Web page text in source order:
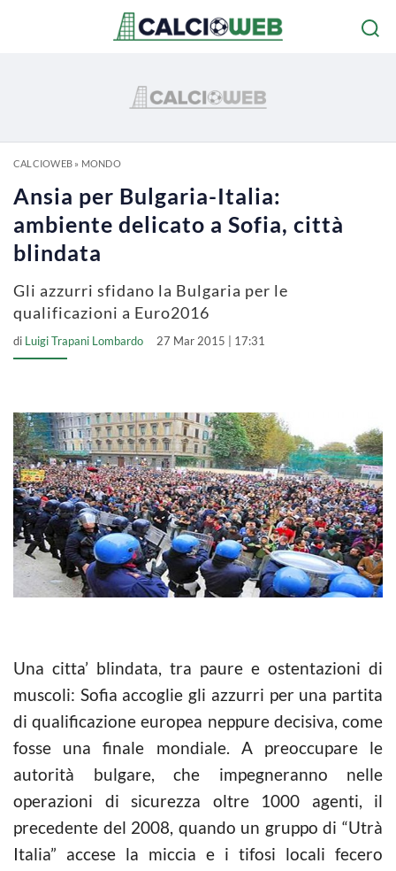
CALCIOWEB» MONDO
Ansia per Bulgaria-Italia:
ambiente delicato a Sofia, città
blindata
Gli azzurri sfidano la Bulgaria per le
qualificazioni a Euro2016
di Luigi Trapani Lombardo 27 Mar 2015 | 17:31
Una citta’ blindata, tra paure e ostentazioni di
muscoli: Sofia accoglie gli azzurri per una partita
di qualificazione europea neppure decisiva, come
fosse una finale mondiale. A preoccupare le
autorità bulgare, che impegneranno nelle
operazioni di sicurezza oltre 1000 agenti, il
precedente del 2008, quando un gruppo di “Utrà
Italia” accese la miccia e i tifosi locali fecero